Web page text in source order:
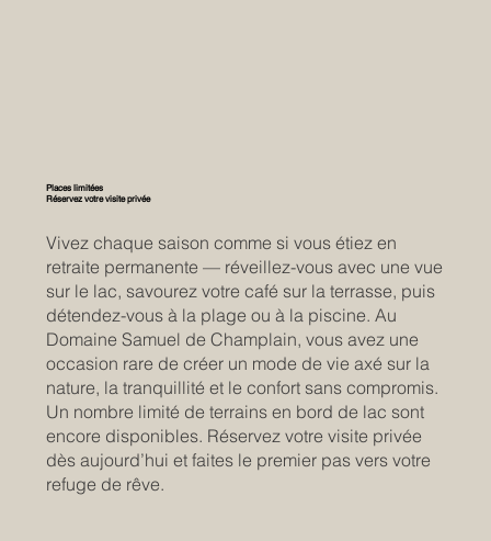
Places limitées
Réservez votre visite privée
Vivez chaque saison comme si vous étiez en
retraite permanente — réveillez-vous avec une vue
sur le lac, savourez votre café sur la terrasse, puis
détendez-vous à la plage ou à la piscine. Au
Domaine Samuel de Champlain, vous avez une
occasion rare de créer un mode de vie axé sur la
nature, la tranquillité et le confort sans compromis.
Un nombre limité de terrains en bord de lac sont
encore disponibles. Réservez votre visite privée
dès aujourd’hui et faites le premier pas vers votre
refuge de rêve.